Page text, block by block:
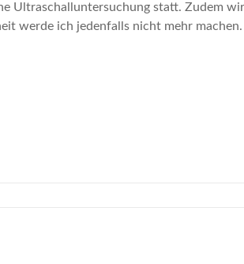
Ultraschalluntersuchung statt. Zudem
werde ich jedenfalls nicht mehr